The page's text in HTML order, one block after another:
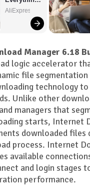
You Want!
AliExpress
Manager 6.18
logic accelerator
file segmentation
technology
Unlike other
managers that
starts, Internet
downloaded files
process. Internet
available
and login stages
performance.